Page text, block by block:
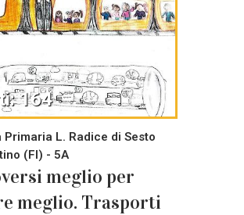
Primaria L. Radice di Sesto
(FI) - 5A
meglio per
meglio. Trasporti
164